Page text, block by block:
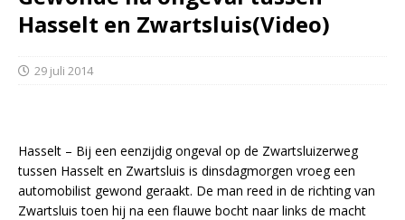
Hasselt en Zwartsluis(Video)
29 juli 2014
Hasselt – Bij een eenzijdig ongeval op de Zwartsluizerweg
tussen Hasselt en Zwartsluis is dinsdagmorgen vroeg een
automobilist gewond geraakt. De man reed in de richting van
Zwartsluis toen hij na een flauwe bocht naar links de macht